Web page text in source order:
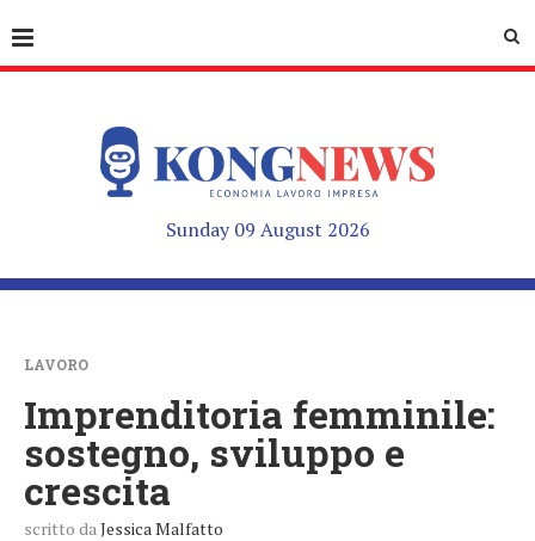
Sunday 09 August 2026
LAVORO
Imprenditoria femminile:
sostegno, sviluppo e
crescita
scritto da Jessica Malfatto